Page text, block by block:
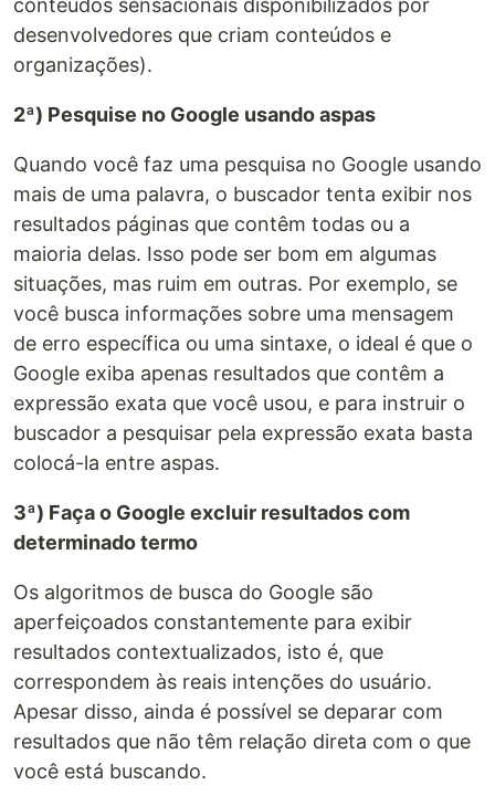
conteúdos sensacionais disponibilizados por
desenvolvedores que criam conteúdos e
organizações).
2ª) Pesquise no Google usando aspas
Quando você faz uma pesquisa no Google usando
mais de uma palavra, o buscador tenta exibir nos
resultados páginas que contêm todas ou a
maioria delas. Isso pode ser bom em algumas
situações, mas ruim em outras. Por exemplo, se
você busca informações sobre uma mensagem
de erro específica ou uma sintaxe, o ideal é que o
Google exiba apenas resultados que contêm a
expressão exata que você usou, e para instruir o
buscador a pesquisar pela expressão exata basta
colocá-la entre aspas.
3ª) Faça o Google excluir resultados com
determinado termo
Os algoritmos de busca do Google são
aperfeiçoados constantemente para exibir
resultados contextualizados, isto é, que
correspondem às reais intenções do usuário.
Apesar disso, ainda é possível se deparar com
resultados que não têm relação direta com o que
você está buscando.